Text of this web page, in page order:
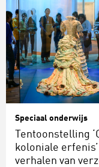
Speciaal onderwijs
Tentoonstelling
koloniale
verhalen van